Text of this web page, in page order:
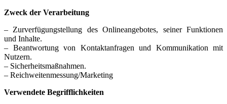
Zweck der Verarbeitung
– Zurverfügungstellung des Onlineangebotes, seiner Funktionen
und Inhalte.
– Beantwortung von Kontaktanfragen und Kommunikation mit
Nutzern.
– Sicherheitsmaßnahmen.
– Reichweitenmessung/Marketing
Verwendete Begrifflichkeiten